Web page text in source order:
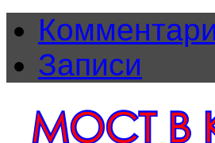
Записи